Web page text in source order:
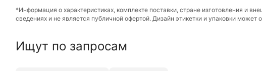
*Информация о характеристиках, комплекте поставки, стране изготовления и
сведениях и не является публичной офертой. Дизайн этикетки и упаковки
Ищут по запросам